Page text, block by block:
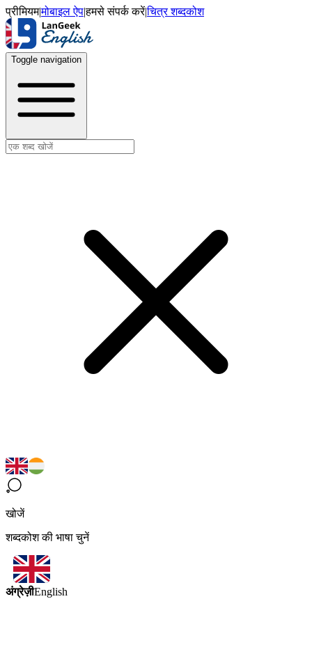
प्रीमियम|मोबाइल ऐप|हमसे संपर्क करें|चित्र शब्दकोश
Toggle navigation
खोजें
शब्दकोश की भाषा चुनें
अंग्रेज़ीEnglish